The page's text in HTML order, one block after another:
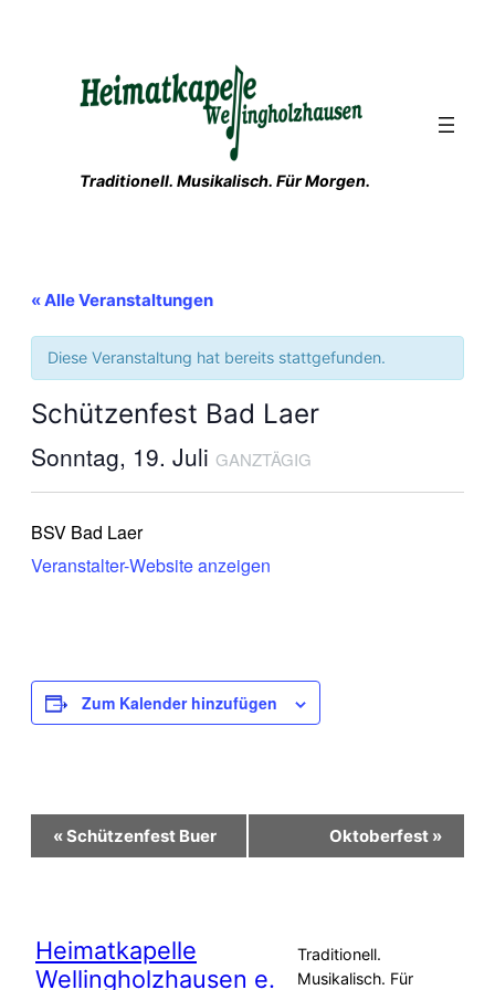
Traditionell. Musikalisch. Für Morgen.
« Alle Veranstaltungen
Diese Veranstaltung hat bereits stattgefunden.
Schützenfest Bad Laer
Sonntag, 19. Juli GANZTÄGIG
BSV Bad Laer
Veranstalter-Website anzeigen
Zum Kalender hinzufügen
Veranstaltung-
Navigation
«Schützenfest Buer Oktoberfest »
Heimatkapelle
Wellingholzhausen e.
Traditionell.
Musikalisch. Für